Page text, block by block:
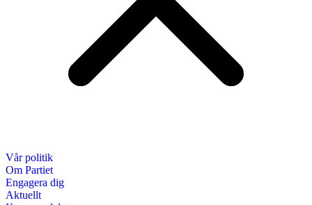
Vår politik
Om Partiet
Engagera dig
Aktuellt